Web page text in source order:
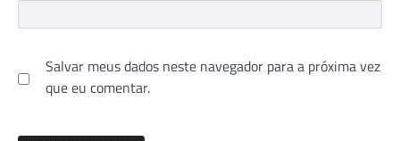
Salvar meus dados neste navegador para a próxima vez
que eu comentar.